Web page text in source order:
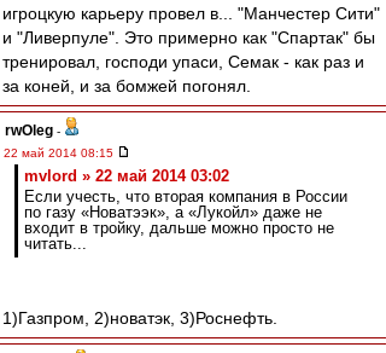
игроцкую карьеру провел в... "Манчестер Сити"
и "Ливерпуле". Это примерно как "Спартак" бы
тренировал, господи упаси, Семак - как раз и
за коней, и за бомжей погонял.
rwOleg -
22 май 2014 08:15
mvlord » 22 май 2014 03:02
Если учесть, что вторая компания в России
по газу «Новатээк», а «Лукойл» даже не
входит в тройку, дальше можно просто не
читать...
1)Газпром, 2)новатэк, 3)Роснефть.